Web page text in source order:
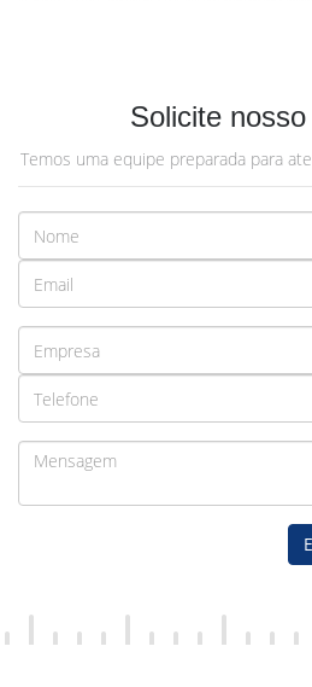
Solicite
Temos uma equipe preparada para